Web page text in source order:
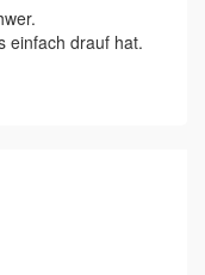
einfach drauf hat.